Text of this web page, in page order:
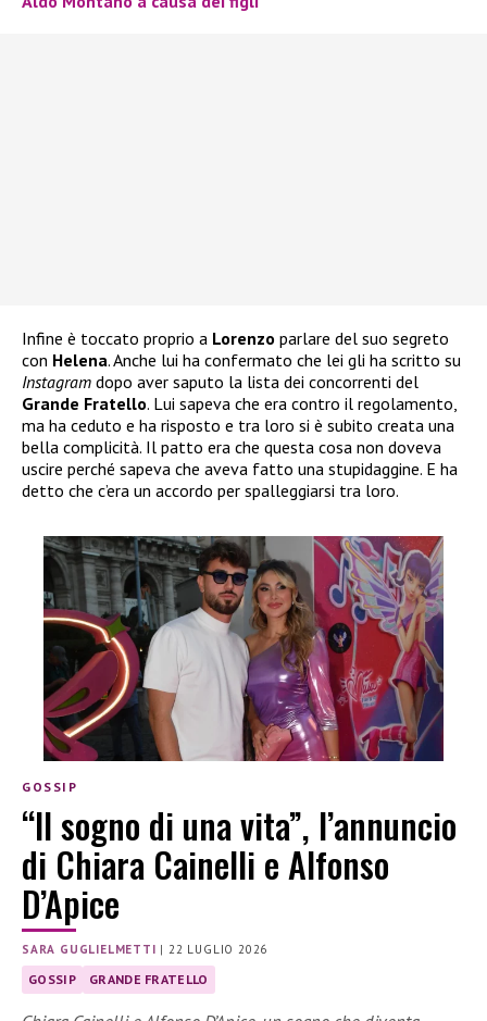
Infine è toccato proprio a Lorenzo parlare del suo segreto
con Helena. Anche lui ha confermato che lei gli ha scritto su
Instagram dopo aver saputo la lista dei concorrenti del
Grande Fratello. Lui sapeva che era contro il regolamento,
ma ha ceduto e ha risposto e tra loro si è subito creata una
bella complicità. Il patto era che questa cosa non doveva
uscire perché sapeva che aveva fatto una stupidaggine. E ha
detto che c’era un accordo per spalleggiarsi tra loro.
GOSSIP
“Il sogno di una vita”, l’annuncio
di Chiara Cainelli e Alfonso
D’Apice
SARA GUGLIELMETTI | 22 LUGLIO 2026
GOSSIP GRANDE FRATELLO